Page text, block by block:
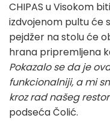
CHIPAS u Visokom
izdvojenom pultu će
pejdžer na stolu će
hrana pripremljena
Pokazalo se da je
funkcionalniji, a mi
kroz rad našeg
podseća Čolić.